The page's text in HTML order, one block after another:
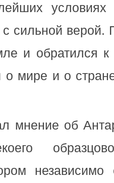
сильной верой.
и обратился
о мире и о
мнение об
независимо